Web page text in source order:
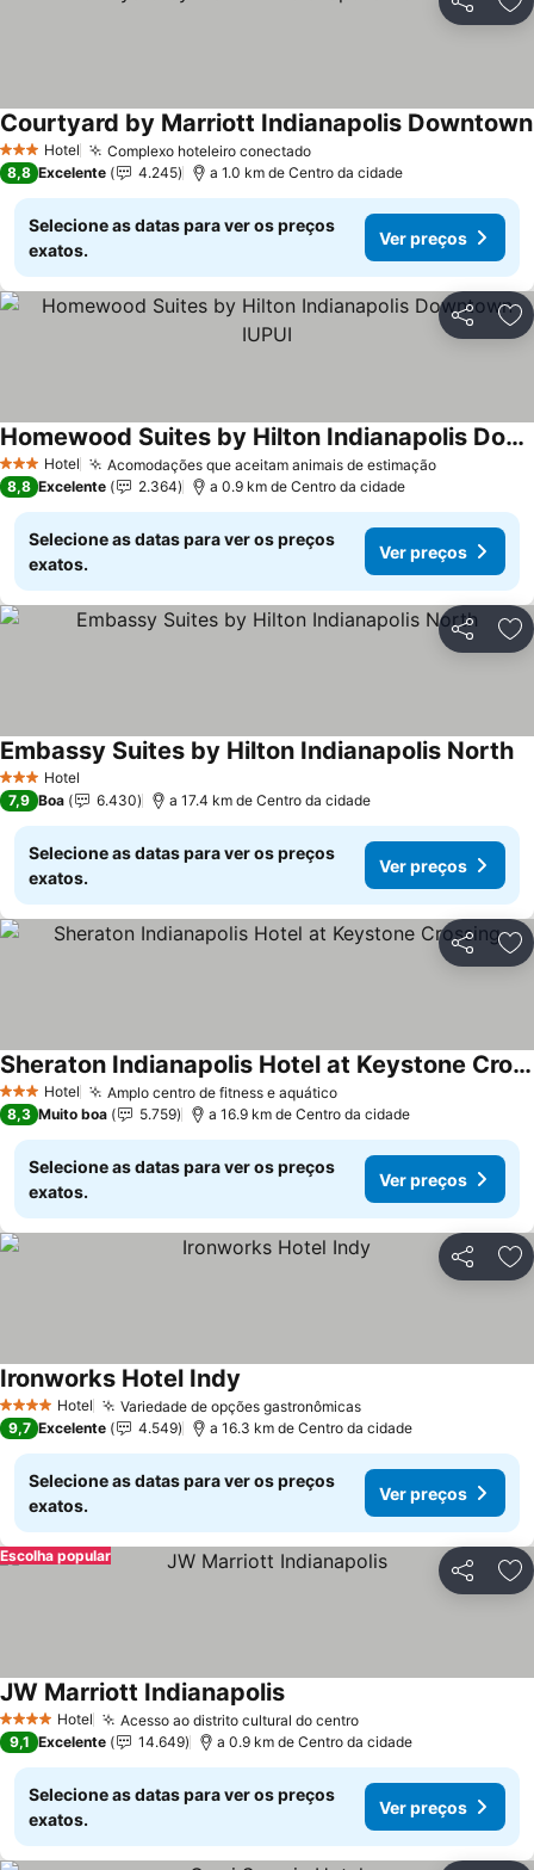
Partilhar
3 EstrelasHotel Complexo hoteleiro conectado
Courtyard by Marriott Indianapolis Downtown
8,8 Excelente 4.245 a 1.0 km de Centro da cidade
Selecione as datas para ver os preços
exatos.
Ver preços
Partilhar
3 EstrelasHotel Acomodações que aceitam animais de estimação
Homewood Suites by Hilton Indianapolis Downtown IUPUI
8,8 Excelente 2.364 a 0.9 km de Centro da cidade
Selecione as datas para ver os preços
exatos.
Ver preços
Partilhar
3 EstrelasHotel
Embassy Suites by Hilton Indianapolis North
7,9 Boa 6.430 a 17.4 km de Centro da cidade
Selecione as datas para ver os preços
exatos.
Ver preços
Partilhar
3 EstrelasHotel Amplo centro de fitness e aquático
Sheraton Indianapolis Hotel at Keystone Crossing
8,3 Muito boa 5.759 a 16.9 km de Centro da cidade
Selecione as datas para ver os preços
exatos.
Ver preços
Partilhar
4 EstrelasHotel Variedade de opções gastronômicas
Ironworks Hotel Indy
9,7 Excelente 4.549 a 16.3 km de Centro da cidade
Selecione as datas para ver os preços
exatos.
Ver preços
Partilhar
Escolha popular
4 EstrelasHotel Acesso ao distrito cultural do centro
JW Marriott Indianapolis
9,1 Excelente 14.649 a 0.9 km de Centro da cidade
Selecione as datas para ver os preços
exatos.
Ver preços